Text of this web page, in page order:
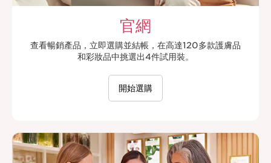
官網
查看暢銷產品，立即選購並結帳，在高達120多款護膚品
和彩妝品中挑選出4件試用裝。
開始選購